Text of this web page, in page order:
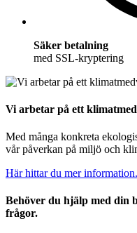
Säker betalning
med SSL-kryptering
Vi arbetar på ett
Med många konkreta
vår påverkan på miljö och
Här hittar du mer information.
Behöver du hjälp med din
frågor.